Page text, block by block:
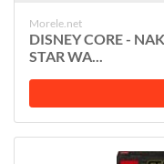
Morele.net
DISNEY CORE -
STAR WA...